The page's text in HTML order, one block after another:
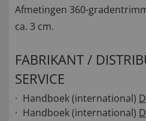
Afmetingen 360-
ca. 3 cm.
FABRIKANT /
SERVICE
Handboek (international)
Handboek (international)